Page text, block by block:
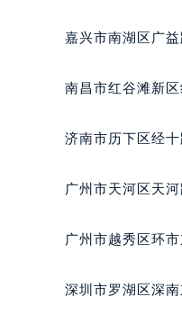
嘉兴市南湖区广
南昌市红谷滩新
济南市历下区经
广州市天河区天
广州市越秀区环
深圳市罗湖区深